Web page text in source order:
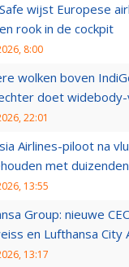
wijst Europese
rook in de cockpit
8:00
wolken boven
doet
22:01
Airlines-piloot na
met
13:55
Group: nieuwe
en Lufthansa City
13:17